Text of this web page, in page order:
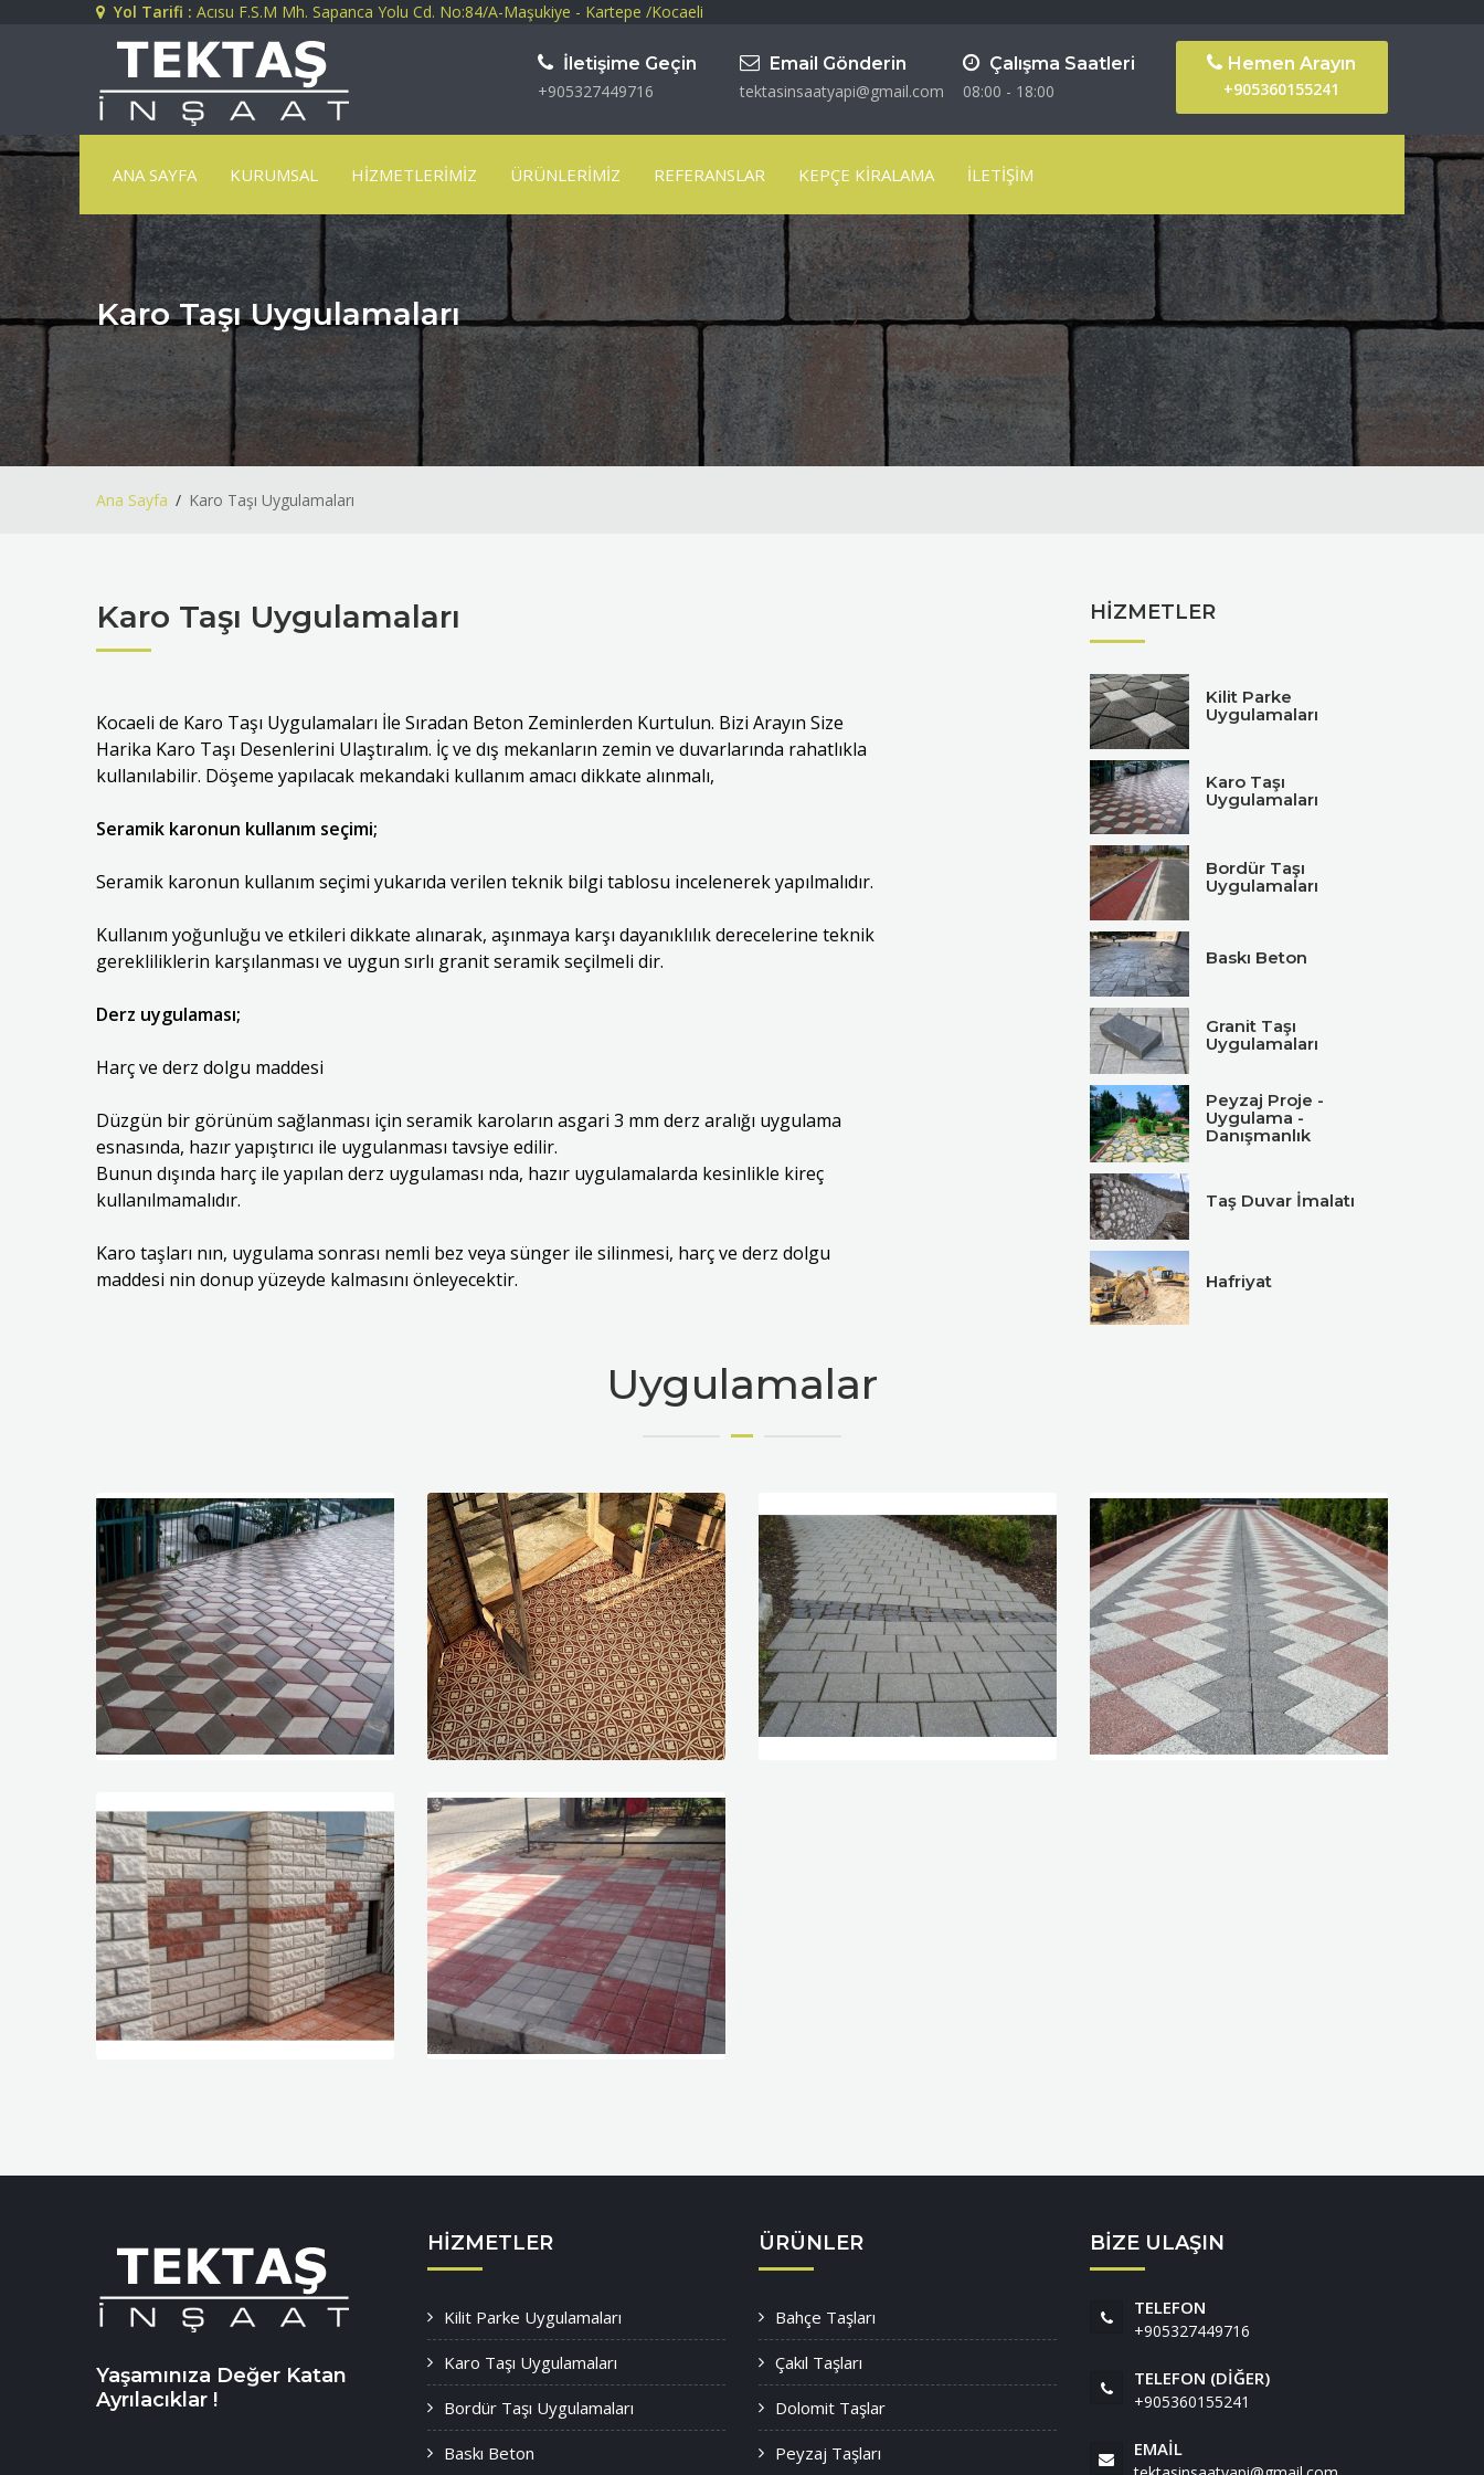
Yol Tarifi : Acısu F.S.M Mh. Sapanca Yolu Cd. No:84/A-Maşukiye - Kartepe /Kocaeli
İletişime Geçin
+905327449716
Email Gönderin
tektasinsaatyapi@gmail.com
Çalışma Saatleri
08:00 - 18:00
Hemen Arayın
+905360155241
ANA SAYFA KURUMSAL HIZMETLERIMIZ ÜRÜNLERIMIZ REFERANSLAR KEPÇE KIRALAMA İLETIŞIM
Karo Taşı Uygulamaları
Ana Sayfa Karo Taşı Uygulamaları
Karo Taşı Uygulamaları
Kocaeli de Karo Taşı Uygulamaları İle Sıradan Beton Zeminlerden Kurtulun. Bizi Arayın Size
Harika Karo Taşı Desenlerini Ulaştıralım. İç ve dış mekanların zemin ve duvarlarında rahatlıkla
kullanılabilir. Döşeme yapılacak mekandaki kullanım amacı dikkate alınmalı,
Seramik karonun kullanım seçimi;
Seramik karonun kullanım seçimi yukarıda verilen teknik bilgi tablosu incelenerek yapılmalıdır.
Kullanım yoğunluğu ve etkileri dikkate alınarak, aşınmaya karşı dayanıklılık derecelerine teknik
gerekliliklerin karşılanması ve uygun sırlı granit seramik seçilmeli dir.
Derz uygulaması;
Harç ve derz dolgu maddesi
Düzgün bir görünüm sağlanması için seramik karoların asgari 3 mm derz aralığı uygulama
esnasında, hazır yapıştırıcı ile uygulanması tavsiye edilir.
Bunun dışında harç ile yapılan derz uygulaması nda, hazır uygulamalarda kesinlikle kireç
kullanılmamalıdır.
Karo taşları nın, uygulama sonrası nemli bez veya sünger ile silinmesi, harç ve derz dolgu
maddesi nin donup yüzeyde kalmasını önleyecektir.
HIZMETLER
Kilit Parke
Uygulamaları
Karo Taşı
Uygulamaları
Bordür Taşı
Uygulamaları
Baskı Beton
Granit Taşı
Uygulamaları
Peyzaj Proje -
Uygulama -
Danışmanlık
Taş Duvar İmalatı
Hafriyat
Uygulamalar
Yaşamınıza Değer Katan
Ayrılacıklar !
HIZMETLER
Kilit Parke Uygulamaları
Karo Taşı Uygulamaları
Bordür Taşı Uygulamaları
Baskı Beton
ÜRÜNLER
Bahçe Taşları
Çakıl Taşları
Dolomit Taşlar
Peyzaj Taşları
BİZE ULAŞIN
TELEFON
+905327449716
TELEFON (DIĞER)
+905360155241
EMAIL